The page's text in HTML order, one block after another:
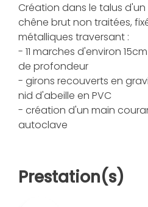
Création dans le talus
chêne brut non traitées,
métalliques traversant :
- 11 marches d'environ
de profondeur
- girons recouverts en
nid d'abeille en PVC
- création d'un main
autoclave
Prestation(s)